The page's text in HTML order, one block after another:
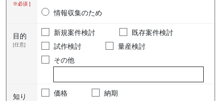
※必須 ]
情報収集のため
目的
[任意]
新規案件検討
既存案件検討
試作検討
量産検討
その他
知り
価格
納期